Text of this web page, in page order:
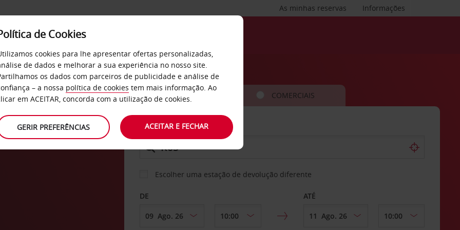
Informações
As minhas reservas
SERVIÇOS EMPRESAS
CARRO COMERCIAIS
LEVANTAR EM
Escolher uma estação de devolução diferente
DE ATÉ
de Cookies
cookies para lhe apresentar ofertas personalizadas,
de dados e melhorar a sua experiência no nosso site.
os dados com parceiros de publicidade e análise de
– a nossa política de cookies tem mais informação. Ao
em ACEITAR, concorda com a utilização de cookies.
GERIR PREFERÊNCIAS ACEITAR E FECHAR